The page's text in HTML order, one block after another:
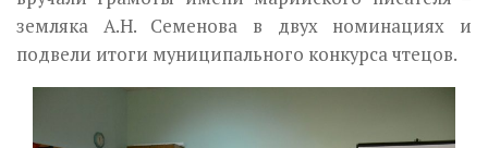
земляка А.Н. Семенова в двух номинациях и
подвели итоги муниципального конкурса чтецов.